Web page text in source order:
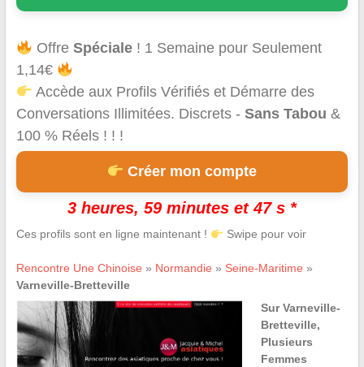
OffreSpéciale ! 1 Semaine pour Seulement
1,14€
Accède aux Profils Vérifiés et Démarre des
Conversations Illimitées. Discrets - Sans Tabou &
100 % Réels ! ! !
Créer mon compte
3 heures, 59 minutes et 47 s *
Ces profils sont en ligne maintenant ! Swipe pour voir
Rencontre Une Chinoise » Normandie » Seine-Maritime »
Varneville-Bretteville
Sur Varneville-
Bretteville,
Plusieurs
Femmes